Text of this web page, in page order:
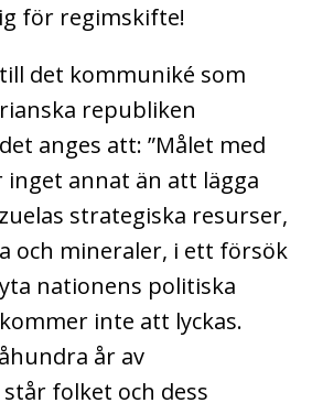
för regimskifte!
det kommuniké som
republiken
anges att: ”Målet med
inget annat än att lägga
strategiska resurser,
och mineraler, i ett försök
nationens politiska
inte att lyckas.
år av
folket och dess